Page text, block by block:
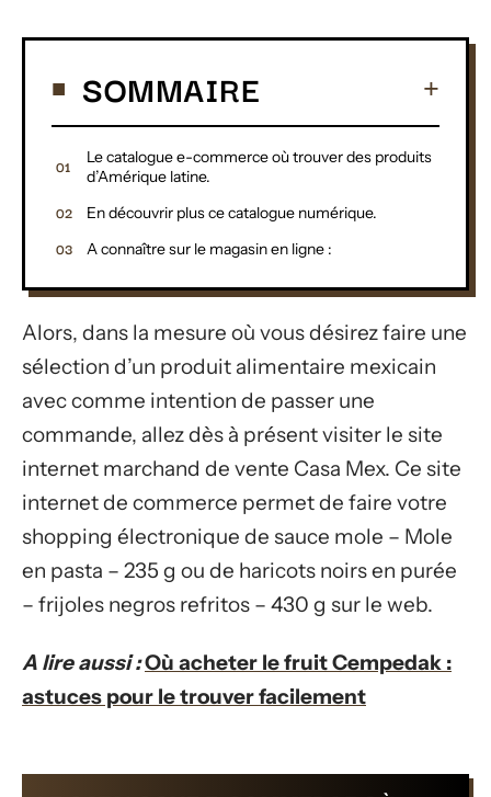
SOMMAIRE
Le catalogue e-commerce où trouver des produits
d’Amérique latine.
En découvrir plus ce catalogue numérique.
A connaître sur le magasin en ligne :
Alors, dans la mesure où vous désirez faire une
sélection d’un produit alimentaire mexicain
avec comme intention de passer une
commande, allez dès à présent visiter le site
internet marchand de vente Casa Mex. Ce site
internet de commerce permet de faire votre
shopping électronique de sauce mole – Mole
en pasta – 235 g ou de haricots noirs en purée
– frijoles negros refritos – 430 g sur le web.
A lire aussi :Où acheter le fruit Cempedak :
astuces pour le trouver facilement